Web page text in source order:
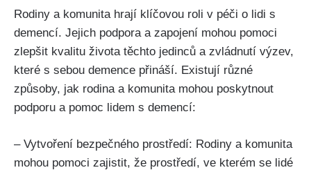
Rodiny a komunita hrají klíčovou roli v péči o lidi s
demencí. Jejich podpora a zapojení mohou pomoci
zlepšit kvalitu života těchto jedinců a zvládnutí výzev,
které s sebou demence přináší. Existují různé
způsoby, jak rodina a komunita mohou poskytnout
podporu a pomoc lidem s demencí:
– Vytvoření bezpečného prostředí: Rodiny a komunita
mohou pomoci zajistit, že prostředí, ve kterém se lidé